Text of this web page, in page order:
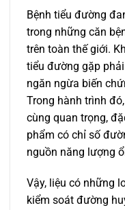
Bệnh tiểu đường
trong những căn
trên toàn thế giới.
tiểu đường gặp
ngăn ngừa biến
Trong hành trình
cùng quan trọng,
phẩm có chỉ số
nguồn năng lượng
Vậy, liệu có những
kiểm soát đường